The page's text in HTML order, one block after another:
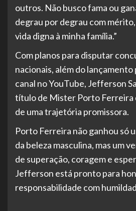
outros. Não busco fama ou
degrau por degrau com
vida digna à minha família.”
Com planos para disputar
nacionais, além do lançamento
canal no YouTube, Jefferson
título de Mister Porto Ferreira
de uma trajetória promissora.
Porto Ferreira não ganhou só
da beleza masculina, mas um
de superação, coragem e
Jefferson está pronto para
responsabilidade com